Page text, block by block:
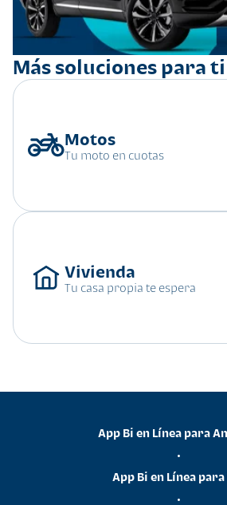
Más soluciones para ti
Tu moto en cuotas
Tu casa propia te espera
App Bi en Línea para
•
App Bi en Línea para
•